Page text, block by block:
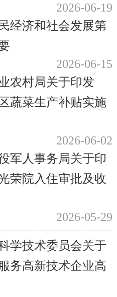
2026-06-19
经济和社会发展第
2026-06-15
农村局关于印发
蔬菜生产补贴实施
2026-06-02
军人事务局关于印
荣院入住审批及收
2026-05-29
学技术委员会关于
务高新技术企业高